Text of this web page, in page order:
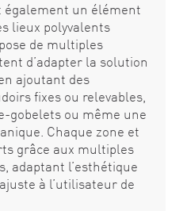
également un élément
lieux polyvalents
de multiples
d’adapter la solution
ajoutant des
fixes ou relevables,
gobelets ou même une
Chaque zone et
grâce aux multiples
adaptant l’esthétique
à l’utilisateur de